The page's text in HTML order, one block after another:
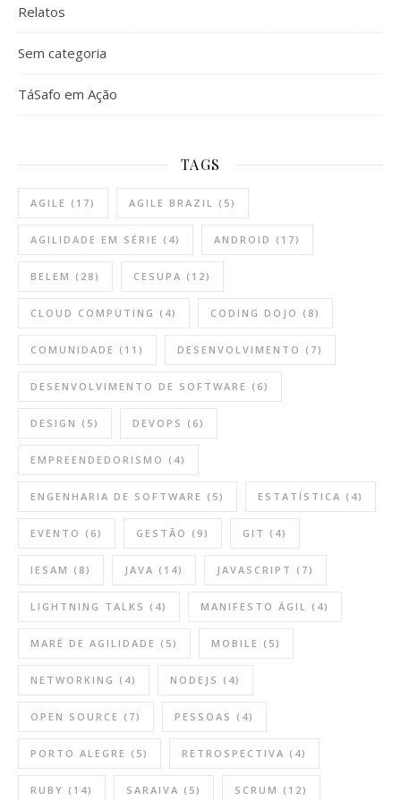
Relatos
Sem categoria
TáSafo em Ação
TAGS
AGILE (17) AGILE BRAZIL (5)
AGILIDADE EM SÉRIE (4) ANDROID (17)
BELEM (28) CESUPA (12)
CLOUD COMPUTING (4) CODING DOJO (8)
COMUNIDADE (11) DESENVOLVIMENTO (7)
DESENVOLVIMENTO DE SOFTWARE (6)
DESIGN (5) DEVOPS (6)
EMPREENDEDORISMO (4)
ENGENHARIA DE SOFTWARE (5) ESTATÍSTICA (4)
EVENTO (6) GESTÃO (9) GIT (4)
IESAM (8) JAVA (14) JAVASCRIPT (7)
LIGHTNING TALKS (4) MANIFESTO ÁGIL (4)
MARÉ DE AGILIDADE (5) MOBILE (5)
NETWORKING (4) NODEJS (4)
OPEN SOURCE (7) PESSOAS (4)
PORTO ALEGRE (5) RETROSPECTIVA (4)
RUBY (14) SARAIVA (5) SCRUM (12)